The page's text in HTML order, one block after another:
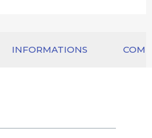
INFORMATIONS